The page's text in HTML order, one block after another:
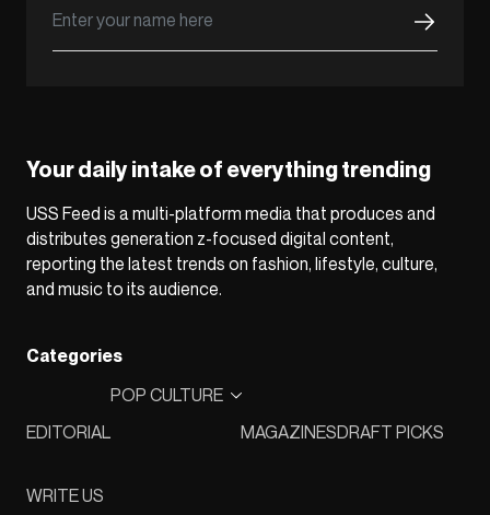
Your daily intake of everything trending
USS Feed is a multi-platform media that produces and
distributes generation z-focused digital content,
reporting the latest trends on fashion, lifestyle, culture,
and music to its audience.
Categories
EDITORIAL
POP CULTURE
MAGAZINESDRAFT PICKS
WRITE US